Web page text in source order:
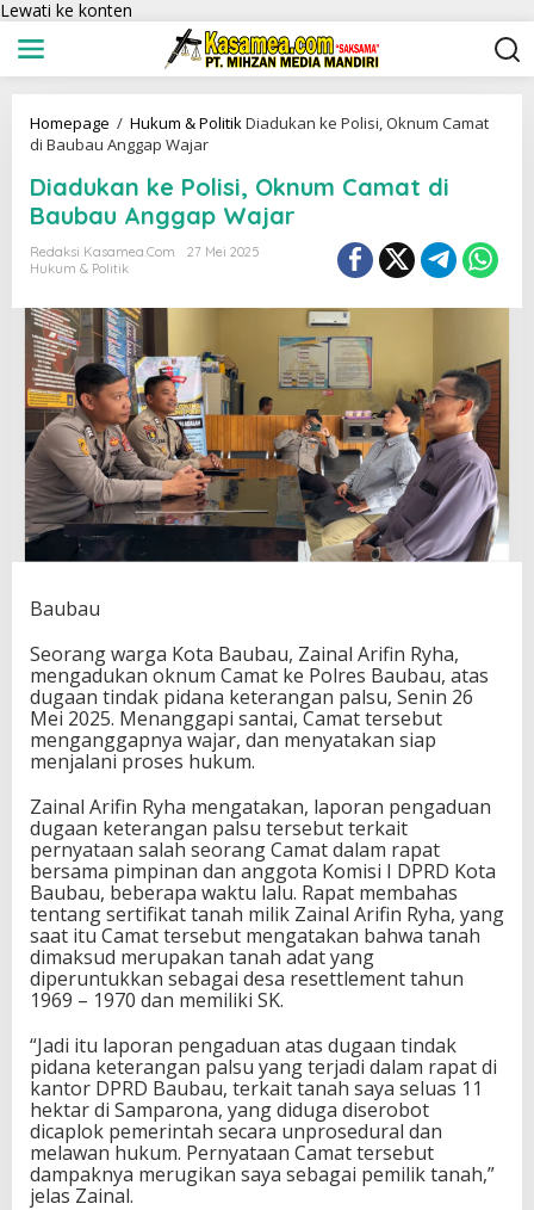
Lewati ke konten
Homepage / Hukum & PolitikDiadukan ke Polisi, Oknum Camat
di Baubau Anggap Wajar
Diadukan ke Polisi, Oknum Camat di
Baubau Anggap Wajar
Redaksi Kasamea.com
27 Mei 2025
Hukum & Politik
Baubau
Seorang warga Kota Baubau, Zainal Arifin Ryha,
mengadukan oknum Camat ke Polres Baubau, atas
dugaan tindak pidana keterangan palsu, Senin 26
Mei 2025. Menanggapi santai, Camat tersebut
menganggapnya wajar, dan menyatakan siap
menjalani proses hukum.
Zainal Arifin Ryha mengatakan, laporan pengaduan
dugaan keterangan palsu tersebut terkait
pernyataan salah seorang Camat dalam rapat
bersama pimpinan dan anggota Komisi I DPRD Kota
Baubau, beberapa waktu lalu. Rapat membahas
tentang sertifikat tanah milik Zainal Arifin Ryha, yang
saat itu Camat tersebut mengatakan bahwa tanah
dimaksud merupakan tanah adat yang
diperuntukkan sebagai desa resettlement tahun
1969 – 1970 dan memiliki SK.
“Jadi itu laporan pengaduan atas dugaan tindak
pidana keterangan palsu yang terjadi dalam rapat di
kantor DPRD Baubau, terkait tanah saya seluas 11
hektar di Samparona, yang diduga diserobot
dicaplok pemerintah secara unprosedural dan
melawan hukum. Pernyataan Camat tersebut
dampaknya merugikan saya sebagai pemilik tanah,”
jelas Zainal.